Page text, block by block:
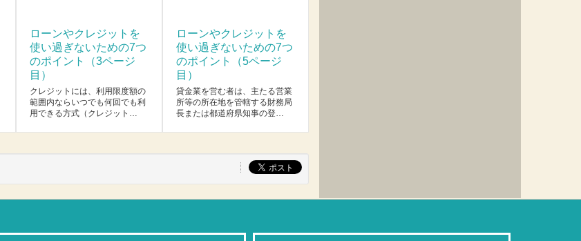
ローンやクレジットを
使い過ぎないための7つ
のポイント（3ページ
目）
クレジットには、利用限度額の
範囲内ならいつでも何回でも利
用できる方式（クレジット…
ローンやクレジットを
使い過ぎないための7つ
のポイント（5ページ
目）
貸金業を営む者は、主たる営業
所等の所在地を管轄する財務局
長または都道府県知事の登…